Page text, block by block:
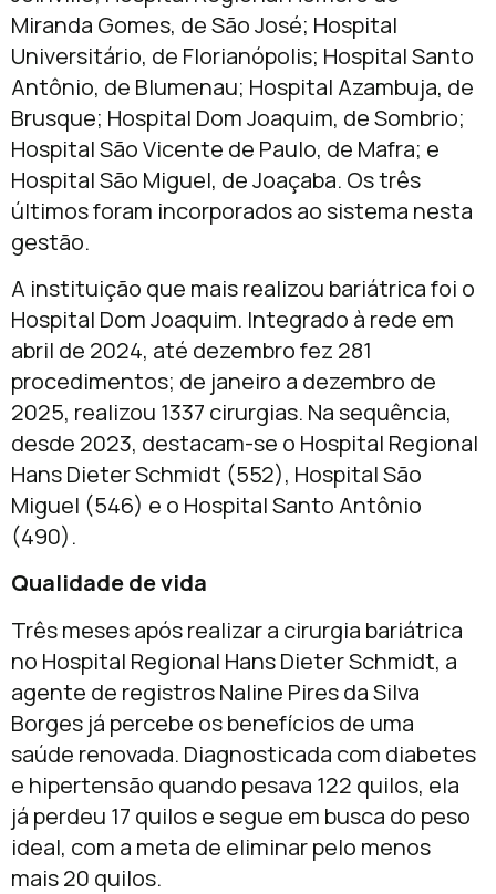
Miranda Gomes, de São José; Hospital
Universitário, de Florianópolis; Hospital Santo
Antônio, de Blumenau; Hospital Azambuja, de
Brusque; Hospital Dom Joaquim, de Sombrio;
Hospital São Vicente de Paulo, de Mafra; e
Hospital São Miguel, de Joaçaba. Os três
últimos foram incorporados ao sistema nesta
gestão.
A instituição que mais realizou bariátrica foi o
Hospital Dom Joaquim. Integrado à rede em
abril de 2024, até dezembro fez 281
procedimentos; de janeiro a dezembro de
2025, realizou 1337 cirurgias. Na sequência,
desde 2023, destacam-se o Hospital Regional
Hans Dieter Schmidt (552), Hospital São
Miguel (546) e o Hospital Santo Antônio
(490).
Qualidade de vida
Três meses após realizar a cirurgia bariátrica
no Hospital Regional Hans Dieter Schmidt, a
agente de registros Naline Pires da Silva
Borges já percebe os benefícios de uma
saúde renovada. Diagnosticada com diabetes
e hipertensão quando pesava 122 quilos, ela
já perdeu 17 quilos e segue em busca do peso
ideal, com a meta de eliminar pelo menos
mais 20 quilos.